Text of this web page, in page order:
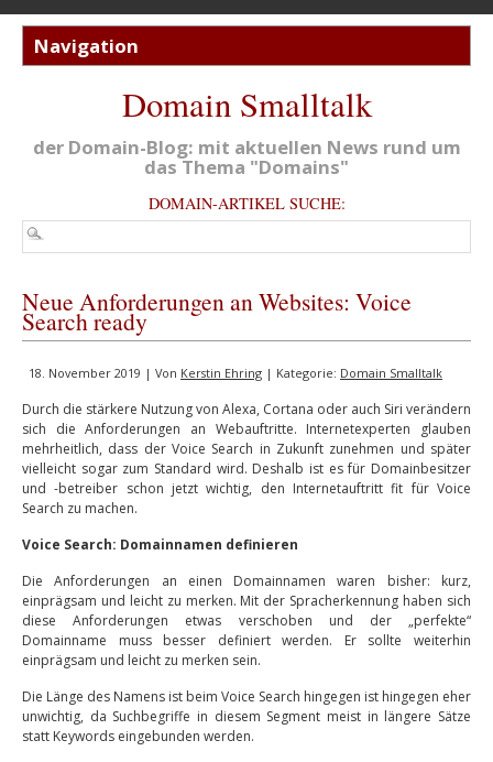
Domain Smalltalk
der Domain-Blog: mit aktuellen News rund um
das Thema "Domains"
DOMAIN-ARTIKEL SUCHE:
Neue Anforderungen an Websites: Voice
Search ready
18. November 2019 | Von Kerstin Ehring | Kategorie: Domain Smalltalk
Durch die stärkere Nutzung von Alexa, Cortana oder auch Siri verändern
sich die Anforderungen an Webauftritte. Internetexperten glauben
mehrheitlich, dass der Voice Search in Zukunft zunehmen und später
vielleicht sogar zum Standard wird. Deshalb ist es für Domainbesitzer
und -betreiber schon jetzt wichtig, den Internetauftritt fit für Voice
Search zu machen.
Voice Search: Domainnamen definieren
Die Anforderungen an einen Domainnamen waren bisher: kurz,
einprägsam und leicht zu merken. Mit der Spracherkennung haben sich
diese Anforderungen etwas verschoben und der „perfekte“
Domainname muss besser definiert werden. Er sollte weiterhin
einprägsam und leicht zu merken sein.
Die Länge des Namens ist beim Voice Search hingegen ist hingegen eher
unwichtig, da Suchbegriffe in diesem Segment meist in längere Sätze
statt Keywords eingebunden werden.